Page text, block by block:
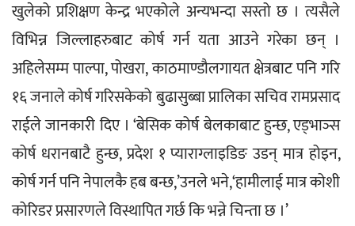
खुलेको प्रशिक्षण केन्द्र भएकोले अन्यभन्दा सस्तो छ । त्यसैले
विभिन्न जिल्लाहरुबाट कोर्ष गर्न यता आउने गरेका छन् ।
अहिलेसम्म पाल्पा, पोखरा, काठमाण्डौलगायत क्षेत्रबाट पनि गरि
१६ जनाले कोर्ष गरिसकेको बुढासुब्बा प्रालिका सचिव रामप्रसाद
राईले जानकारी दिए । ‘बेसिक कोर्ष बेलकाबाट हुन्छ, एड्भाञ्स
कोर्ष धरानबाटै हुन्छ, प्रदेश १ प्याराग्लाइडिङ उडन् मात्र होइन,
कोर्ष गर्न पनि नेपालकै हब बन्छ,’उनले भने,‘हामीलाई मात्र कोशी
कोरिडर प्रसारणले विस्थापित गर्छ कि भन्ने चिन्ता छ ।’